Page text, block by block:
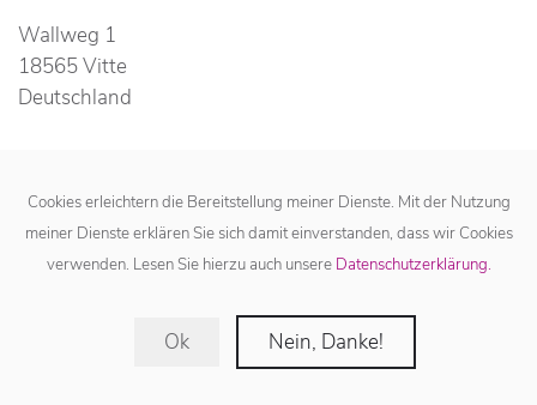
Wallweg 1
18565 Vitte
Deutschland
Anfrage
Cookies erleichtern die Bereitstellung meiner Dienste. Mit der Nutzung
meiner Dienste erklären Sie sich damit einverstanden, dass wir Cookies
verwenden. Lesen Sie hierzu auch unsere Datenschutzerklärung.
Ok Nein, Danke!